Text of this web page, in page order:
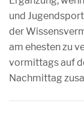
und
der
am ehesten zu
vormittags auf
Nachmittag